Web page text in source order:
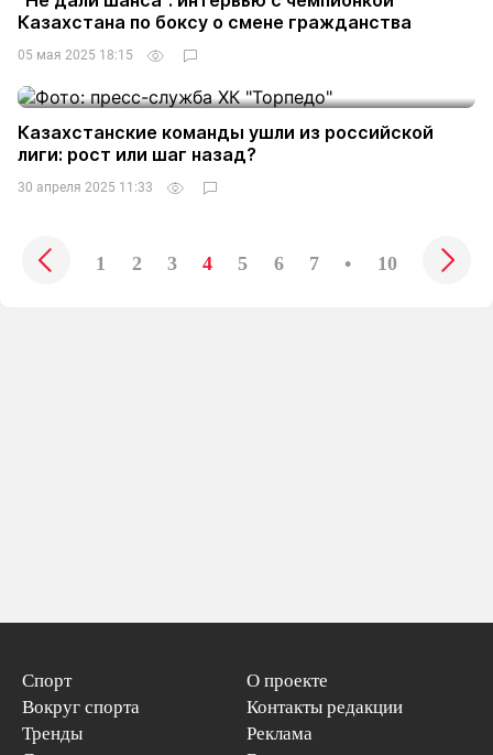
Казахстана по боксу о смене гражданства
05 мая 2025 18:15
Казахстанские команды ушли из российской
лиги: рост или шаг назад?
30 апреля 2025 11:33
1 2 3 4 5 6 7 • 10
Спорт
Вокруг спорта
Тренды
О проекте
Контакты редакции
Реклама